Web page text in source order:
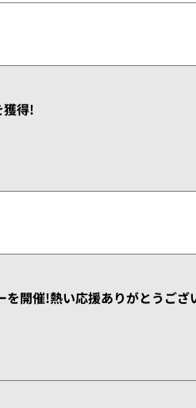
獲得!
を開催!熱い応援ありがとうござ